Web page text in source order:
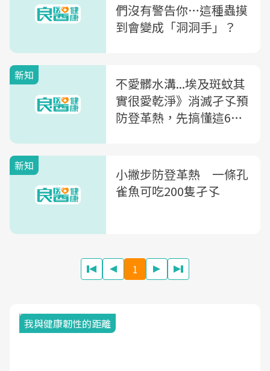
們沒有警告你…這種蟲摸
到會變成「洞洞手」？
新知
不愛髒水溝...埃及斑蚊其
實很愛乾淨》消滅孑孓預
防登革熱，先搞懂這6件
新知
小撇步防登革熱 一條孔
雀魚可吃200隻孑孓
1
我與健康韌性的距離